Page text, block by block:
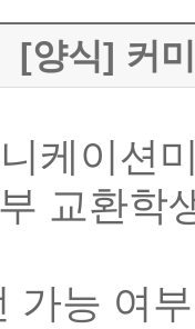
[양식] 커
케이션
교환학
능 여